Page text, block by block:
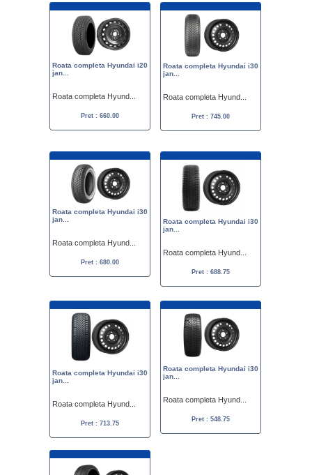
Roata completa Hyundai i20
jan...
Roata completa Hyund...
Pret : 660.00
Roata completa Hyundai i30
jan...
Roata completa Hyund...
Pret : 745.00
Roata completa Hyundai i30
jan...
Roata completa Hyund...
Pret : 680.00
Roata completa Hyundai i30
jan...
Roata completa Hyund...
Pret : 688.75
Roata completa Hyundai i30
jan...
Roata completa Hyund...
Pret : 713.75
Roata completa Hyundai i30
jan...
Roata completa Hyund...
Pret : 548.75